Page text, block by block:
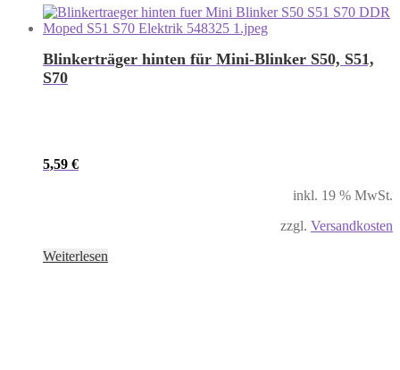
Blinkerträger hinten für Mini-Blinker S50, S51,
S70
5,59 €
inkl. 19 % MwSt.
zzgl. Versandkosten
Weiterlesen